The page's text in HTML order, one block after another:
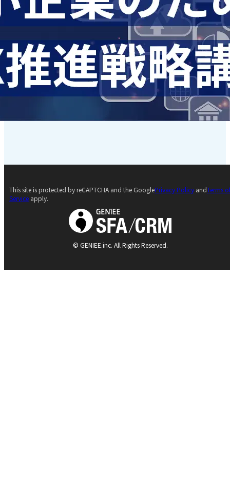
© GENIEE.inc. All Rights Reserved.
This site is protected by reCAPTCHA and the GooglePrivacy Policy andTerms
Service apply.